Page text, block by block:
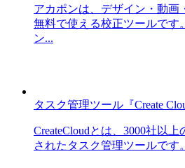
アカポンは、デザイン・動画
無料で使える校正ツールです
ン...
タスク管理ツール『Create
CreateCloudとは、3000社以
されたタスク管理ツールです